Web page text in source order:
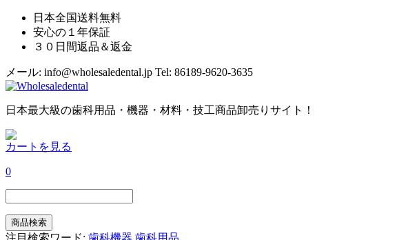
日本全国送料無料
安心の１年保証
３０日間返品＆返金
メール: info@wholesaledental.jp Tel: 86189-9620-3635
日本最大級の歯科用品・機器・材料・技工商品卸売りサイト！
カートを見る
0
注目検索ワード: 歯科機器 歯科用品